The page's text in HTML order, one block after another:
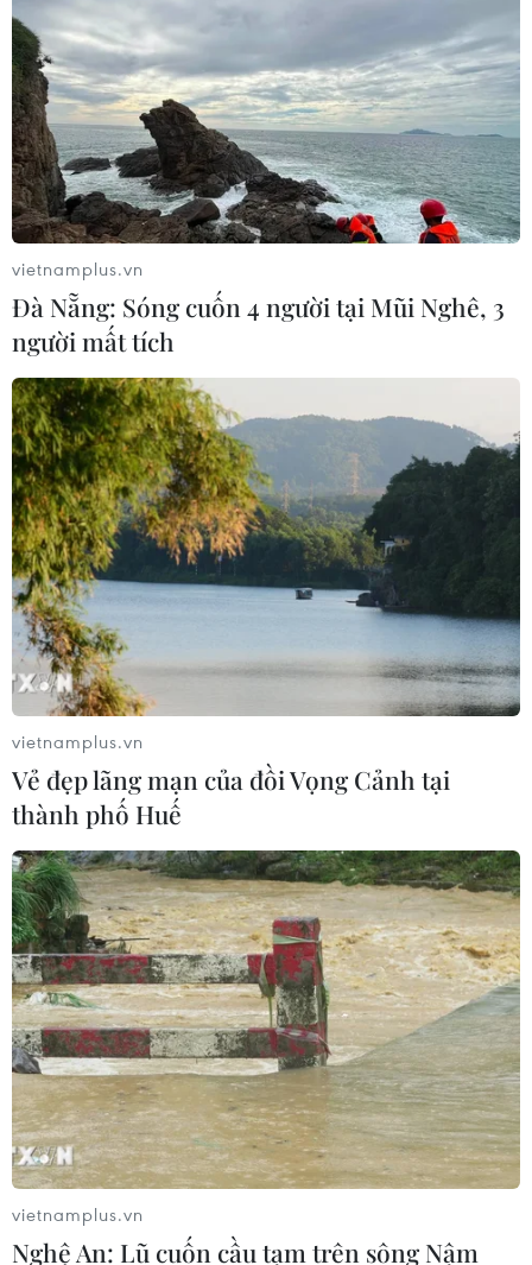
vietnamplus.vn
Đà Nẵng: Sóng cuốn 4 người tại Mũi Nghê, 3
người mất tích
vietnamplus.vn
Vẻ đẹp lãng mạn của đồi Vọng Cảnh tại
thành phố Huế
vietnamplus.vn
Nghệ An: Lũ cuốn cầu tạm trên sông Nậm